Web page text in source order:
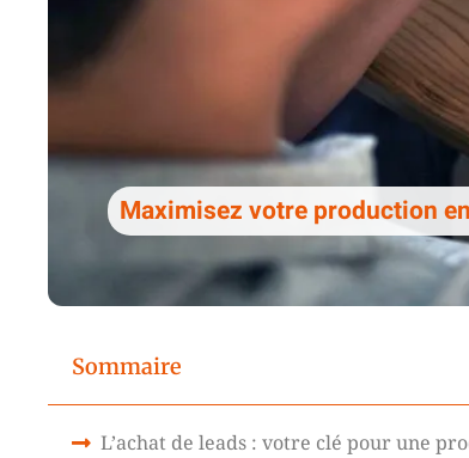
Maximisez votre production
Sommaire
L’achat de leads : votre clé pour une